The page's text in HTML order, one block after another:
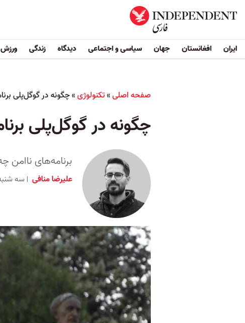
ایران افغانستان جهان سیاسی و اجتماعی دیدگاه زندگی ورزش
صفحه اصلی»تکنولوژی»چگونه در گوگل‌پلی
چگونه در گوگل‌پلی
برنامه‌های ناامن
علیرضا منافی سه شنبه ۱۶ خرداد ۱۴۰۲ برابر با ۶ ژوئن